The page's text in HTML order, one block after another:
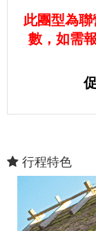
此團型為
數，如需
行程特色